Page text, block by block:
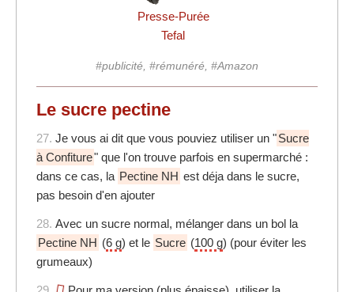
Presse-Purée
Tefal
#publicité, #rémunéré, #Amazon
Le sucre pectine
27. Je vous ai dit que vous pouviez utiliser un "Sucre
à Confiture" que l'on trouve parfois en supermarché :
dans ce cas, la Pectine NH est déja dans le sucre,
pas besoin d'en ajouter
28. Avec un sucre normal, mélanger dans un bol la
Pectine NH (6 g) et le Sucre (100 g) (pour éviter les
grumeaux)